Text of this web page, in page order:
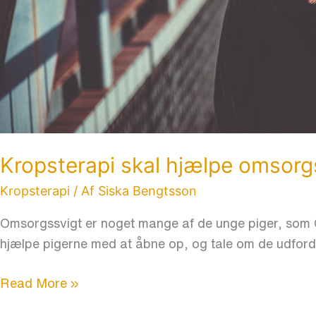
Kropsterapi skal hjælpe
Kropsterapi / Af Siska Bengtsson
Omsorgssvigt er noget mange af de unge piger,
hjælpe pigerne med at åbne op, og tale om de
Read More »